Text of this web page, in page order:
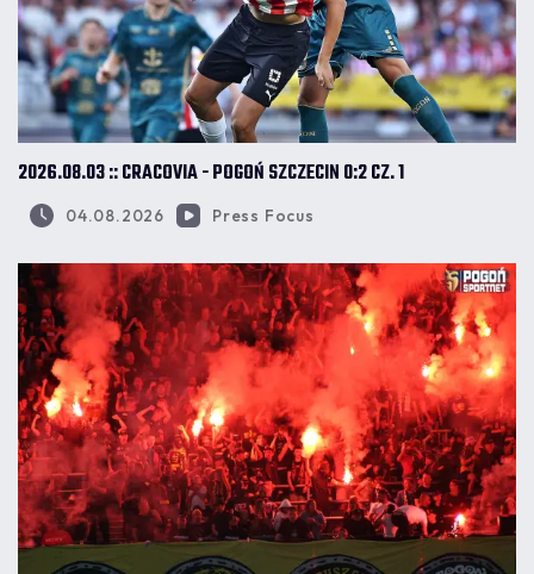
2026.08.03 :: CRACOVIA - POGOŃ SZCZECIN 0:2 CZ. 1
04.08.2026 Press Focus